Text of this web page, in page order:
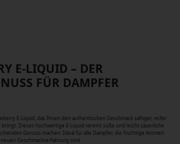
E-LIQUID – DER
FÜR DAMPFER
E-Liquid, das Ihnen den authentischen Geschmack saftiger, reifer
Dieses hochwertige E-Liquid vereint süße und leicht säuerliche
Genuss machen. Ideal für alle Dampfer, die fruchtige Aromen
Geschmackserfahrung sind.